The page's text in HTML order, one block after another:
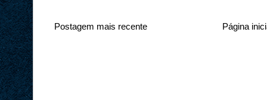
Postagem mais recente Página